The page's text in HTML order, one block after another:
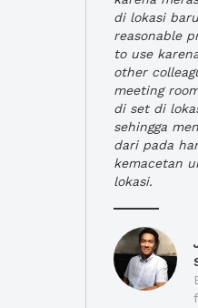
di lokasi
reasonable
to use
other
meeting
di set di
sehingga
dari pada
kemacetan
lokasi.